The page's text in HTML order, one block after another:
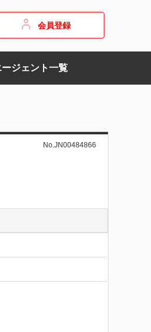
会員登録
ジェント一覧
No.JN00484866